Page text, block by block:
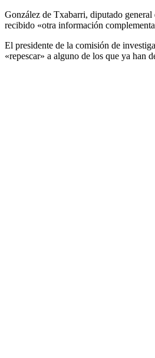
González de Txabarri, diputado
recibido «otra información
El presidente de la comisión de
«repescar» a alguno de los que ya han